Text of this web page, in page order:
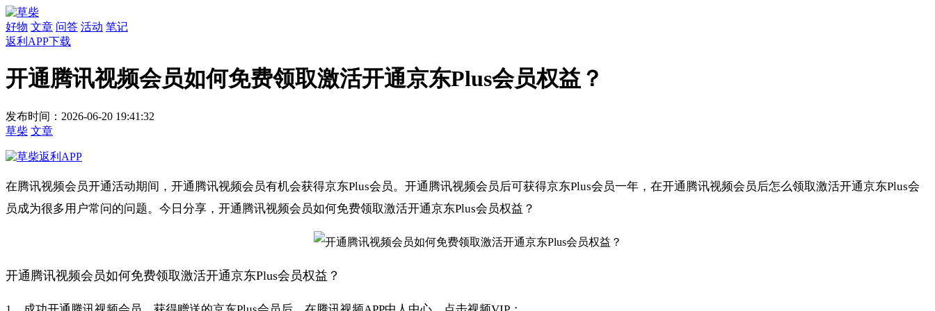
好物 文章 问答 活动 笔记
返利APP下载
开通腾讯视频会员如何免费领取激活开通京东Plus会员权益？
发布时间：2026-06-20 19:41:32
草柴 文章
在腾讯视频会员开通活动期间，开通腾讯视频会员有机会获得京东Plus会员。开通腾讯视频会员后可获得京东Plus会员一年，在开通腾讯视频会员后怎么领取激活开通京东Plus会
员成为很多用户常问的问题。今日分享，开通腾讯视频会员如何免费领取激活开通京东Plus会员权益？
开通腾讯视频会员如何免费领取激活开通京东Plus会员权益？